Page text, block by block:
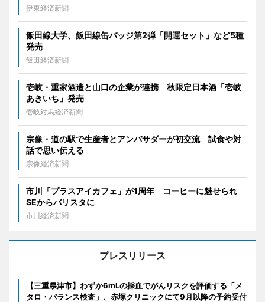
伊東経済新聞
飯田線大学、飯田線缶バッジ第2弾「開運セット」など5種
発売
飯田経済新聞
壱岐・重家酒造と山口の企業が連携 秋限定日本酒「壱岐
あきいち」発売
壱岐対馬経済新聞
宗像・道の駅で生産者とアンバサダーが初交流 試食や対
話で思い伝える
宗像経済新聞
市川「プラスアイカフェ」が1周年 コーヒーに魅せられ
SEからバリスタに
市川経済新聞
プレスリリース
【三重県津市】わずか6mLの採血でがんリスクを評価する「メ
タロ・バランス検査」、赤塚クリニックにて9月以降の予約受付